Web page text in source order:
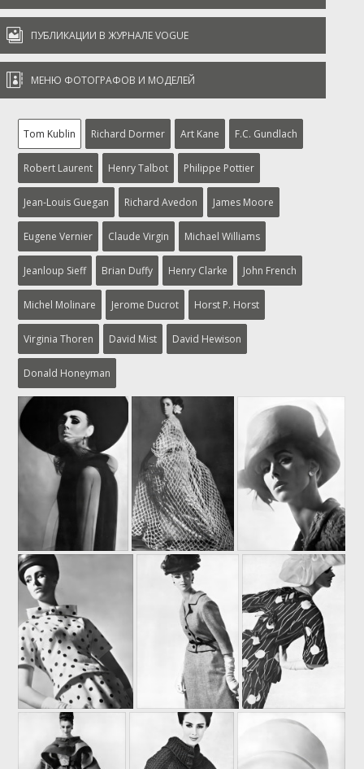
 ПУБЛИКАЦИИ В ЖУРНАЛЕ VOGUE
 МЕНЮ ФОТОГРАФОВ И МОДЕЛЕЙ
Tom Kublin Richard Dormer Art Kane F.C. Gundlach
Robert Laurent Henry Talbot Philippe Pottier
Jean-Louis Guegan Richard Avedon James Moore
Eugene Vernier Claude Virgin Michael Williams
Jeanloup Sieff Brian Duffy Henry Clarke John French
Michel Molinare Jerome Ducrot Horst P. Horst
Virginia Thoren David Mist David Hewison
Donald Honeyman